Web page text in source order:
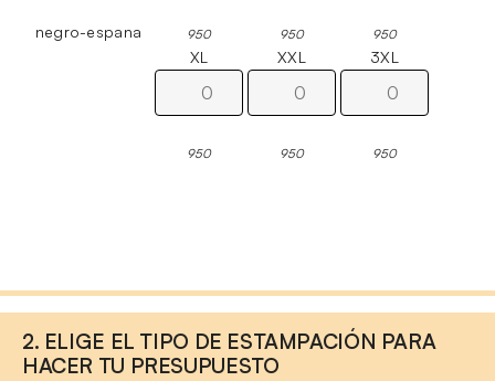
negro-espana 950 950 950
XL
950
XXL
950
3XL
950
2. ELIGE EL TIPO DE ESTAMPACIÓN PARA
HACER TU PRESUPUESTO